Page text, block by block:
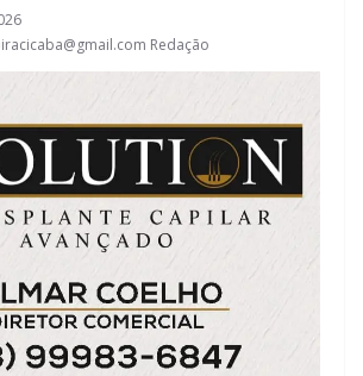
Redação